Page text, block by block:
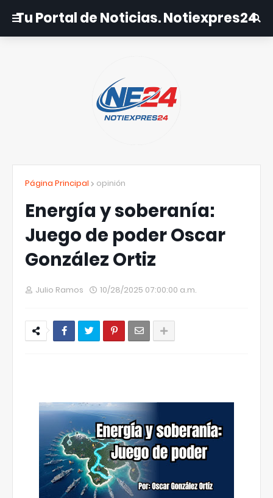
Tu Portal de Noticias. Notiexpres24
Página Principal opinión
Energía y soberanía:
Juego de poder Oscar
González Ortiz
Julio Ramos 10/28/2025 07:00:00 a.m.